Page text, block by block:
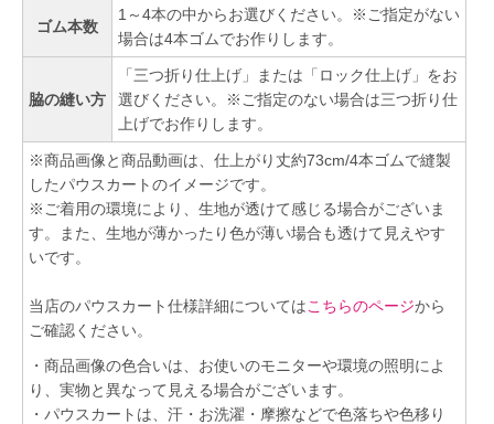
ゴム本数
1～4本の中からお選びください。※ご指定がない
場合は4本ゴムでお作りします。
脇の縫い方
「三つ折り仕上げ」または「ロック仕上げ」をお
選びください。※ご指定のない場合は三つ折り仕
上げでお作りします。
※商品画像と商品動画は、仕上がり丈約73cm/4本ゴムで縫製
したパウスカートのイメージです。
※ご着用の環境により、生地が透けて感じる場合がございま
す。また、生地が薄かったり色が薄い場合も透けて見えやす
いです。
当店のパウスカート仕様詳細についてはこちらのページから
ご確認ください。
・商品画像の色合いは、お使いのモニターや環境の照明によ
り、実物と異なって見える場合がございます。
・パウスカートは、汗・お洗濯・摩擦などで色落ちや色移り